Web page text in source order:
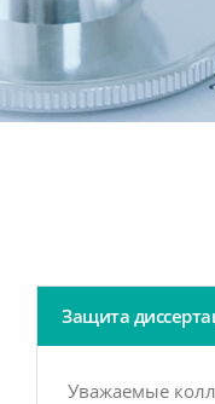
Защита
Уважаемые